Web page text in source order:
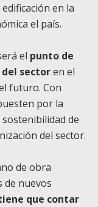
en la
el país.
el punto de
sectoren el
futuro. Con
por la
de
del sector.
de obra
de nuevos
que contar